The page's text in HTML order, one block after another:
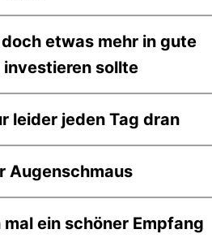
etwas mehr in gute
sollte
leider jeden Tag dran
Augenschmaus
ein schöner Empfang